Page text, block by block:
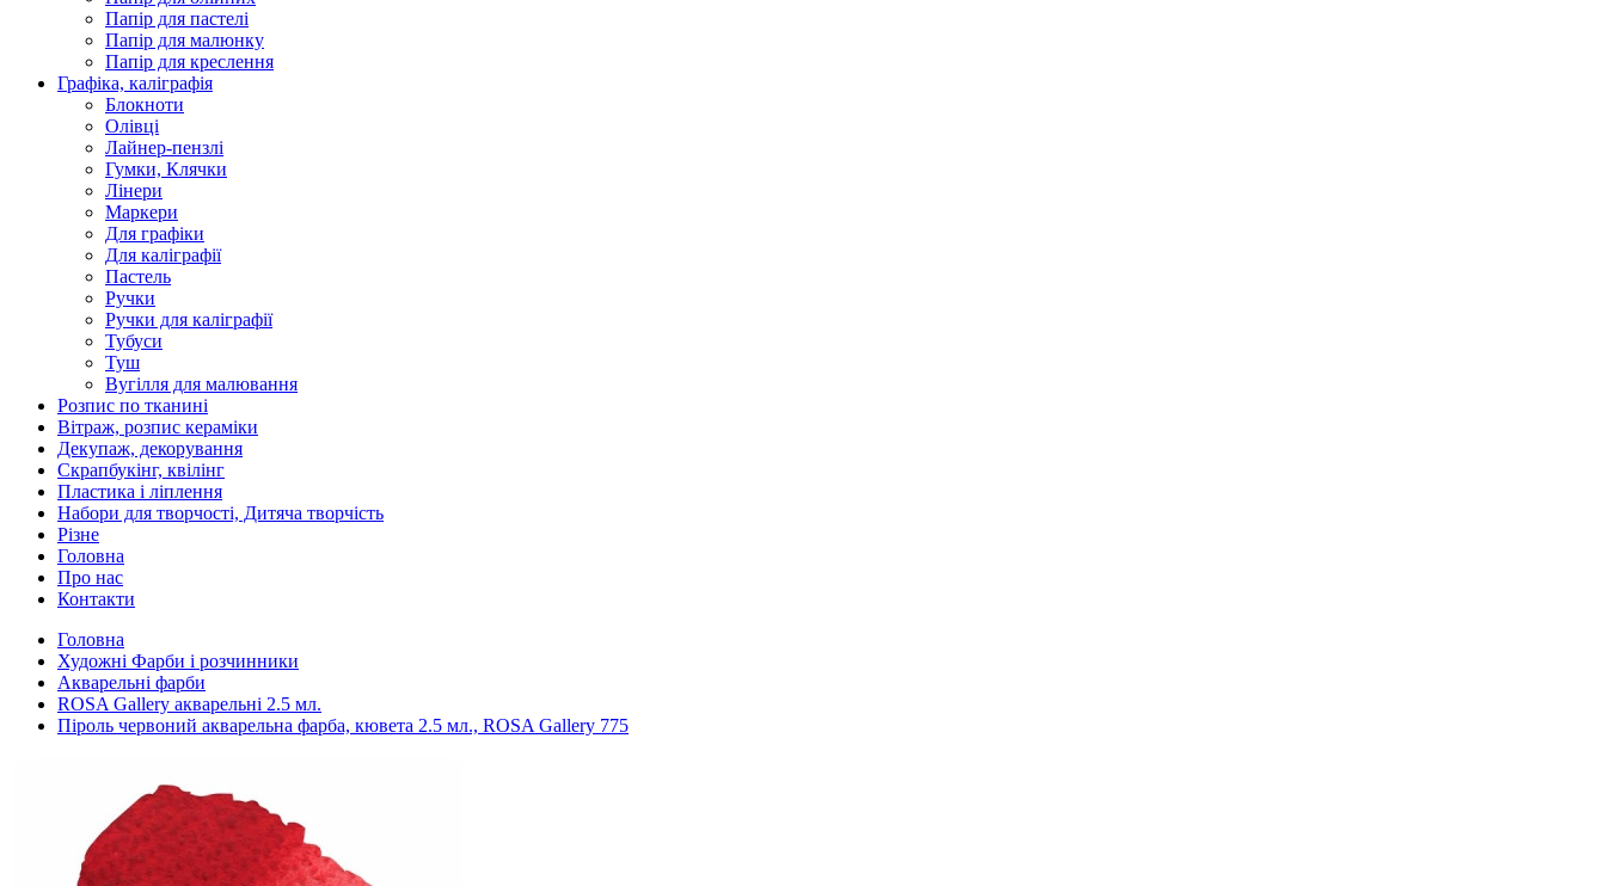
Папір для пастелі
Папір для малюнку
Папір для креслення
Графіка, каліграфія
Блокноти
Олівці
Лайнер-пензлі
Гумки, Клячки
Лінери
Маркери
Для графіки
Для каліграфії
Пастель
Ручки
Ручки для каліграфії
Тубуси
Туш
Вугілля для малювання
Розпис по тканині
Вітраж, розпис кераміки
Декупаж, декорування
Скрапбукінг, квілінг
Пластика і ліплення
Набори для творчості, Дитяча творчість
Різне
Головна
Про нас
Контакти
Головна
Художні Фарби і розчинники
Акварельні фарби
ROSA Gallery акварельні 2.5 мл.
Піроль червоний акварельна фарба, кювета 2.5 мл., ROSA Gallery 775